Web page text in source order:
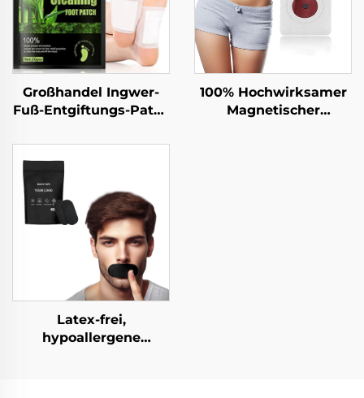
Großhandel Ingwer-
Fuß-Entgiftungs-Patch
Fuß-Pad zur
Entfernung von
Schadstoffen
100% Hochwirksamer
Magnetischer
Latex-frei,
hypoallergene